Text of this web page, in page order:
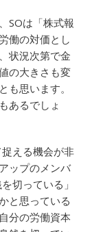
SOは「株式報
働の対価とし
状況次第で金
の大きさも変
も思います。
あるでしょ
える機会が非
ップのメンバ
切っている」
と思っている
分の労働資本